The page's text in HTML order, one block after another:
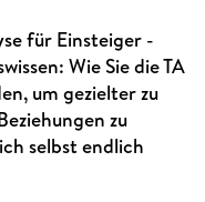
für Einsteiger -
Wie Sie die TA
um gezielter zu
zu
selbst endlich